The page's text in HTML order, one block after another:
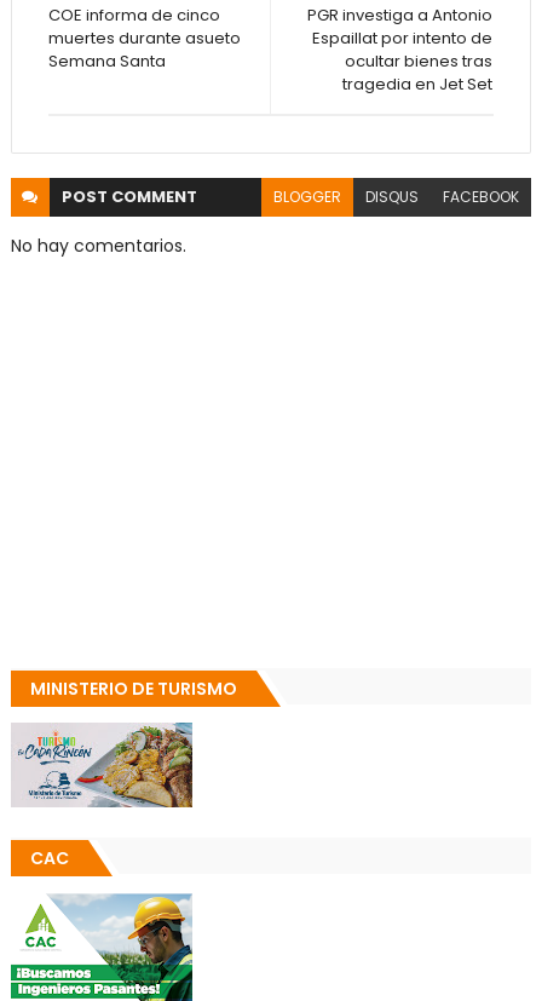
PGR investiga a Antonio
Espaillat por intento de
ocultar bienes tras
tragedia en Jet Set
COE informa de cinco
muertes durante asueto
Semana Santa
POST COMMENT BLOGGER DISQUS FACEBOOK
No hay comentarios.
MINISTERIO DE TURISMO
CAC